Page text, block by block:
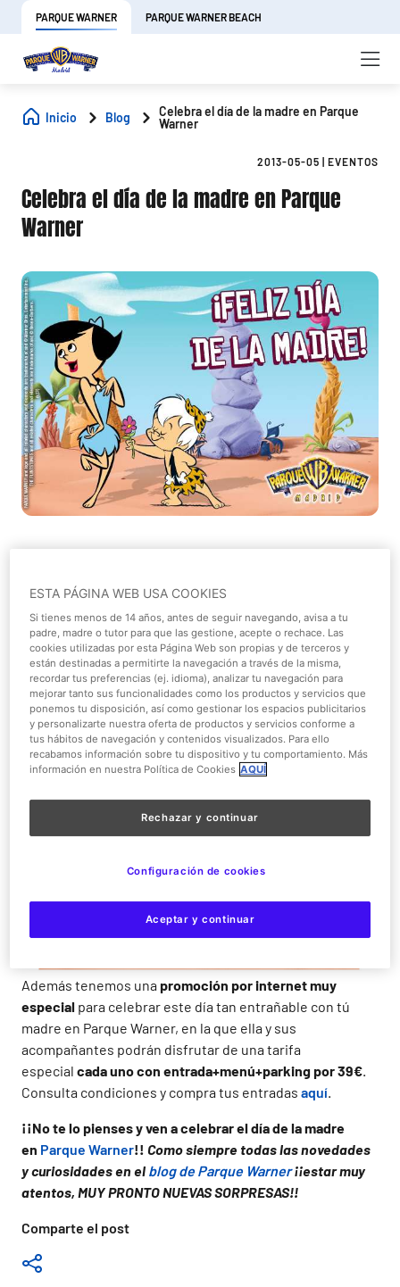
PARQUE WARNER PARQUE WARNER BEACH
Inicio Blog
Celebra el día de la madre en Parque
Warner
2013-05-05 EVENTOS
Celebra el día de la madre en Parque
Warner
Comparte el post
Este domingo 5 de mayoParque Warnercelebrará eldía
partícipes de una actividad muy conmovedora.
Para hacer de este día una jornada especial se ha creado
undiplomaque todo el que desee puede descargar para
rendir homenaje a todas las madres y hacerlas sonreír
con un bonito detalle.
Además tenemos una promoción por internet muy
especial para celebrar este día tan entrañable con tú
madre en Parque Warner, en la que ella y sus
acompañantes podrán disfrutar de una tarifa
especial cada uno con entrada+menú+parking por 39€.
Consulta condiciones y compra tus entradas aquí.
¡¡No te lo pienses y ven a celebrar el día de la madre
en Parque Warner!! Como siempre todas las novedades
y curiosidades en el blog de Parque Warner¡¡estar muy
atentos, MUY PRONTO NUEVAS SORPRESAS!!
ESTA PÁGINA WEB USA COOKIES
Si tienes menos de 14 años, antes de seguir navegando, avisa a tu
padre, madre o tutor para que las gestione, acepte o rechace. Las
cookies utilizadas por esta Página Web son propias y de terceros y
están destinadas a permitirte la navegación a través de la misma,
recordar tus preferencias (ej. idioma), analizar tu navegación para
mejorar tanto sus funcionalidades como los productos y servicios que
ponemos tu disposición, así como gestionar los espacios publicitarios
y personalizarte nuestra oferta de productos y servicios conforme a
tus hábitos de navegación y contenidos visualizados. Para ello
recabamos información sobre tu dispositivo y tu comportamiento. Más
información en nuestra Política de Cookies AQUÍ
Rechazar y continuar
Aceptar y continuar
Configuración de cookies